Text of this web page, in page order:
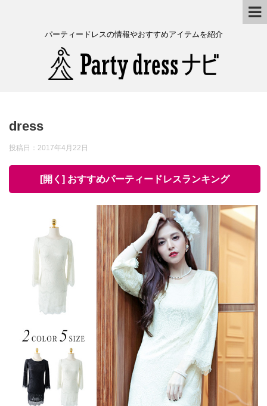
パーティードレスの情報やおすすめアイテムを紹介
dress
投稿日： 2017年4月22日
[開く] おすすめパーティードレスランキング